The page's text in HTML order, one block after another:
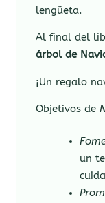
lengüeta.
Al final del
árbol de
¡Un regalo
Objetivos de
un